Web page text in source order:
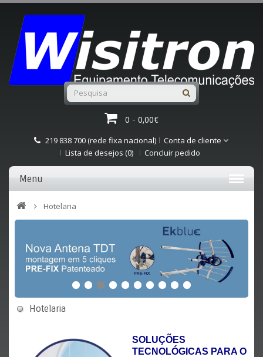
0 - 0,00€
219 838 700 (rede fixa nacional)
Conta de cliente
Lista de desejos (0)
Concluir pedido
Menu
Hotelaria
Hotelaria
SOLUÇÕES
TECNOLÓGICAS PARA O